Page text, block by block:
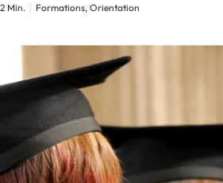
sous une même adresse des écoles
2 Min. Formations, Orientation